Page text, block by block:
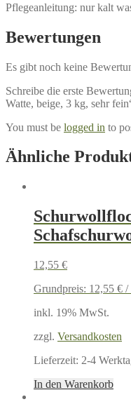
Pflegeanleitung: nur kalt
Bewertungen
Es gibt noch keine
Schreibe die erste
Watte, beige, 3 kg, sehr
You must be logged in to
Ähnliche
12,55 €
Grundpreis: 12,55 € /
inkl. 19% MwSt.
zzgl. Versandkosten
Lieferzeit: 2-4
In den Warenkorb